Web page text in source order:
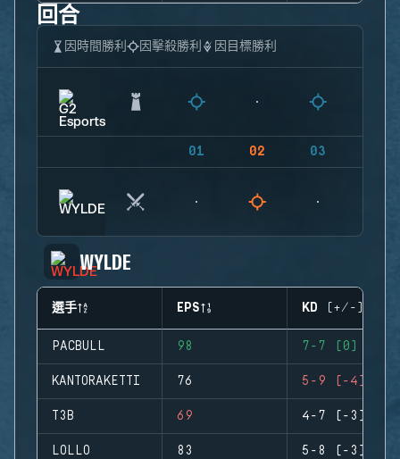
回合
因時間勝利 因擊殺勝利 因目標勝利
01 02 03
WYLDE
選手 EPS KD (+/-)
PACBULL 98 7-7 (0)
KANTORAKETTI 76 5-9 (-4)
T3B 69 4-7 (-3)
LOLLO 83 5-8 (-3)